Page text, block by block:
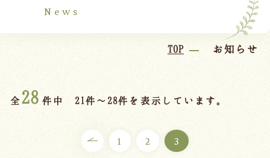
News
TOP お知らせ
全 28 件中 21件～28件を表示しています。
1 2 3
館内
ご宿泊プラン
お部屋からプランを選ぶ